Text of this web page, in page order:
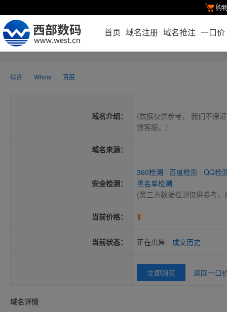
购
首页 域名注册 域名抢注 一口价
综合 Whois 百度
域名介绍：
--
(数据仅供参考， 我们不保
馈客服。）
域名来源：
安全检测：
360检测 百度检测
QQ检
黑名单检测
(第三方数据检测仅供参考
当前价格： ¥
当前状态： 正在出售 成交历史
立即购买 返回一口
域名详情